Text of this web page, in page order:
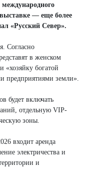
— еще более
«Русский Север».
Согласно
в женском
«хозяйку богатой
земли».
будет включать
отдельную VIP-
зоны.
входит аренда
электричества и
и